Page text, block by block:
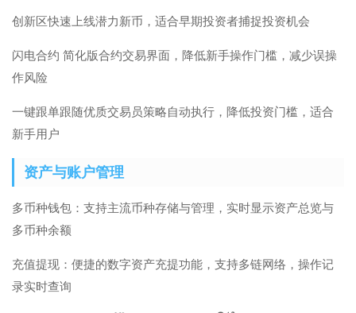
创新区快速上线潜力新币，适合早期投资者捕捉投资机会
闪电合约 简化版合约交易界面，降低新手操作门槛，减少误操
作风险
一键跟单跟随优质交易员策略自动执行，降低投资门槛，适合
新手用户
资产与账户管理
多币种钱包：支持主流币种存储与管理，实时显示资产总览与
多币种余额
充值提现：便捷的数字资产充提功能，支持多链网络，操作记
录实时查询